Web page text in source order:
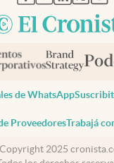
de WhatsApp
ProveedoresTrabajá
Copyright 2025